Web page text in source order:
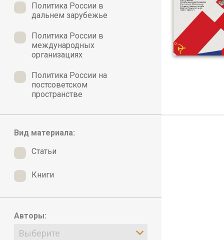
Политика России в
дальнем зарубежье
Политика России в
международных
организациях
Политика России на
постсоветском
пространстве
Вид материала:
Статьи
Книги
Авторы:
Выберите